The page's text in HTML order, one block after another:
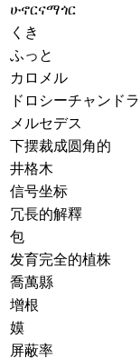
ሁኖርናማጎር
くき
ふっと
カロメル
ドロシーチャンド
メルセデス
下摆裁成圆角的
井格木
信号坐标
冗長的解釋
包
发育完全的植株
喬萬縣
增根
嫫
屏蔽率